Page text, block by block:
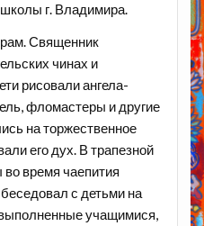
г. Владимира.
Священник
чинах и
рисовали ангела-
фломастеры и другие
на торжественное
его дух. В трапезной
время чаепития
с детьми на
учащимися,